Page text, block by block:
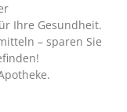
Ihre Gesundheit.
– sparen Sie